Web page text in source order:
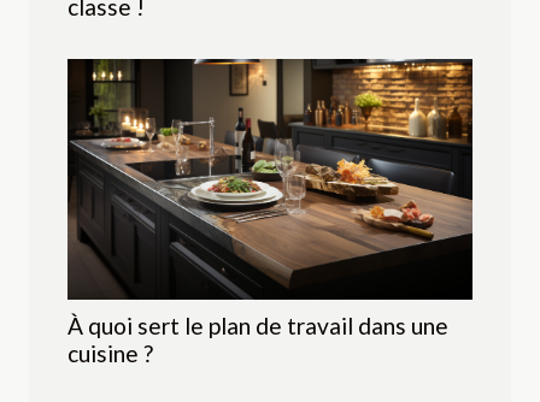
classe !
À quoi sert le plan de travail dans une
cuisine ?